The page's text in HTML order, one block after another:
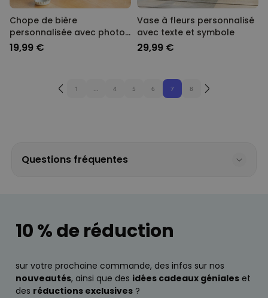
Chope de bière
personnalisée avec photo
- Coupe du Monde
19,99 €
Vase à fleurs personnalisé
avec texte et symbole
29,99 €
1 ... 4 5 6 7 8
Questions fréquentes
10 % de réduction
sur votre prochaine commande, des infos sur nos
nouveautés, ainsi que des idées cadeaux géniales et
des réductions exclusives ?